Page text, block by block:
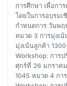
การศึกษา เพื่อกา
โดยในการอบรม
กำหนดการ วันพฤ
หมวด 3 การมุ่งเน้
มุ่งเน้นลูกค้า
Workshop: การป
ศุกร์ที่ 26 มกราค
1045 หมวด 4 กา